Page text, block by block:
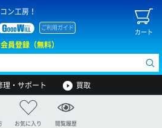
ン工房！
カート
ご利用ガイド
員登録（無料）
理・サポート 買取
お気に入り 閲覧履歴